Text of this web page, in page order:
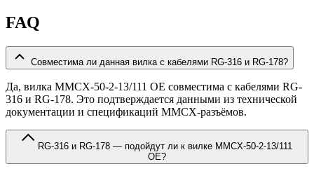
FAQ
Совместима ли данная вилка с кабелями RG-316 и RG-178?
Да, вилка MMCX-50-2-13/111 OE совместима с кабелями RG-
316 и RG-178. Это подтверждается данными из технической
документации и спецификаций MMCX-разъёмов.
OE?